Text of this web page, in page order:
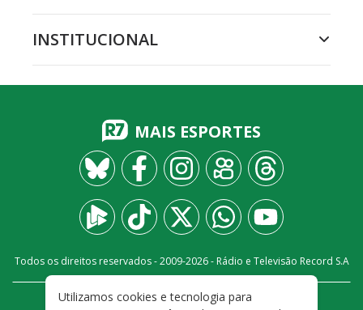
INSTITUCIONAL
MAIS ESPORTES
Todos os direitos reservados - 2009-2026- Rádio e Televisão Record S.A
FALE CONOSCO PRIVACIDADE
Utilizamos cookies e tecnologia para